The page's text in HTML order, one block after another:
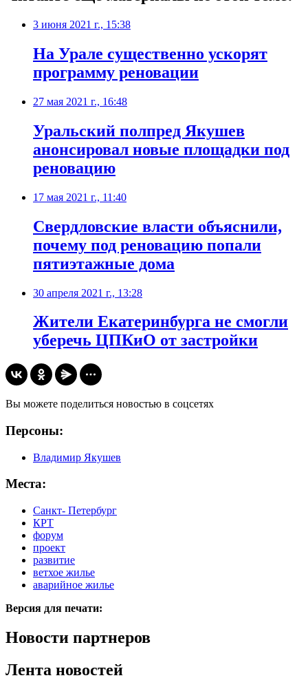
3 июня 2021 г., 15:38
На Урале существенно ускорят
программу реновации
27 мая 2021 г., 16:48
Уральский полпред Якушев
анонсировал новые площадки под
реновацию
17 мая 2021 г., 11:40
Свердловские власти объяснили,
почему под реновацию попали
пятиэтажные дома
30 апреля 2021 г., 13:28
Жители Екатеринбурга не смогли
уберечь ЦПКиО от застройки
Вы можете поделиться новостью в соцсетях
Персоны:
Владимир Якушев
Места:
Санкт- Петербург
КРТ
форум
проект
развитие
ветхое жилье
аварийное жилье
Версия для печати:
Новости партнеров
Лента новостей